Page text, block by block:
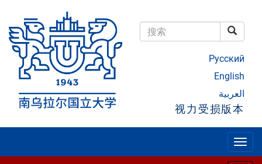
到
主
搜索
Русский
English
العربية
视力受损版本